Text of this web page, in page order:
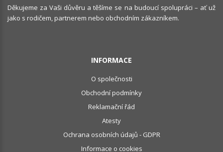
Děkujeme za Vaši důvěru a těšíme se na budoucí spolupráci – ať už
jako s rodičem, partnerem nebo obchodním zákazníkem.
INFORMACE
O společnosti
Obchodní podmínky
Reklamační řád
Atesty
Ochrana osobních údajů - GDPR
Informace o cookies